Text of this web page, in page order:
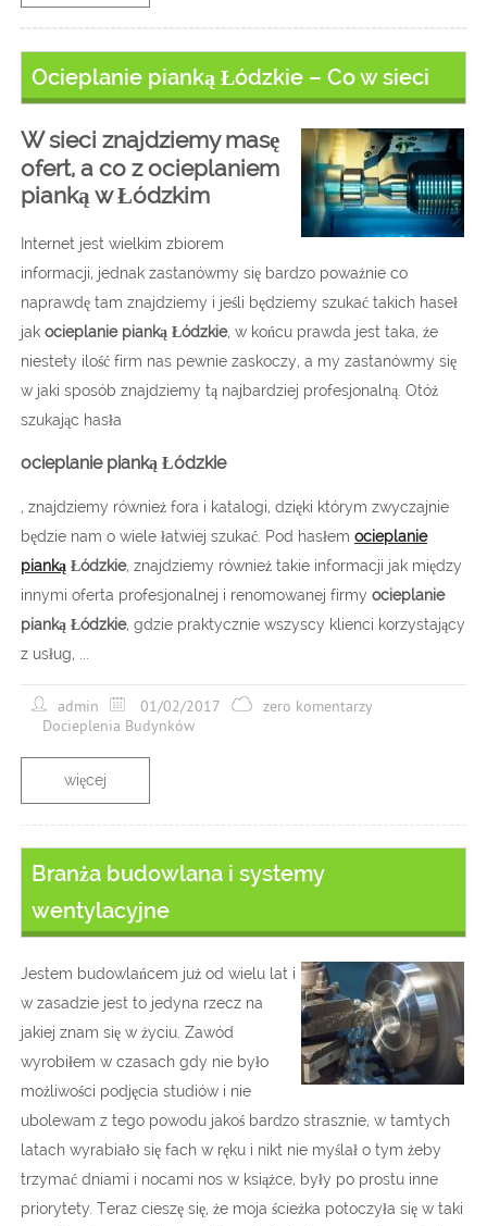
Ocieplanie pianką Łódzkie – Co w sieci
W sieci znajdziemy masę
ofert, a co z ocieplaniem
pianką w Łódzkim
Internet jest wielkim zbiorem
informacji, jednak zastanówmy się bardzo poważnie co
naprawdę tam znajdziemy i jeśli będziemy szukać takich haseł
jak ocieplanie pianką Łódzkie, w końcu prawda jest taka, że
niestety ilość firm nas pewnie zaskoczy, a my zastanówmy się
w jaki sposób znajdziemy tą najbardziej profesjonalną. Otóż
szukając hasła
ocieplanie pianką Łódzkie
, znajdziemy również fora i katalogi, dzięki którym zwyczajnie
będzie nam o wiele łatwiej szukać. Pod hasłem ocieplanie
piankąŁódzkie, znajdziemy również takie informacji jak między
innymi oferta profesjonalnej i renomowanej firmy ocieplanie
pianką Łódzkie, gdzie praktycznie wszyscy klienci korzystający
z usług, ...
admin 01/02/2017
zero komentarzy
Docieplenia Budynków
więcej
Branża budowlana i systemy
wentylacyjne
Jestem budowlańcem już od wielu lat i
w zasadzie jest to jedyna rzecz na
jakiej znam się w życiu. Zawód
wyrobiłem w czasach gdy nie było
możliwości podjęcia studiów i nie
ubolewam z tego powodu jakoś bardzo strasznie, w tamtych
latach wyrabiało się fach w ręku i nikt nie myślał o tym żeby
trzymać dniami i nocami nos w książce, były po prostu inne
priorytety. Teraz cieszę się, że moja ścieżka potoczyła się w taki